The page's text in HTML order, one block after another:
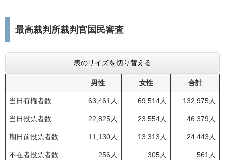
最高裁判所裁判官国民審査
表のサイズを切り替える
男性 女性 合計
当日有権者数 63,461人 69,514人 132,975人
当日投票者数 22,825人 23,554人 46,379人
期日前投票者数 11,130人 13,313人 24,443人
不在者投票者数 256人 305人 561人